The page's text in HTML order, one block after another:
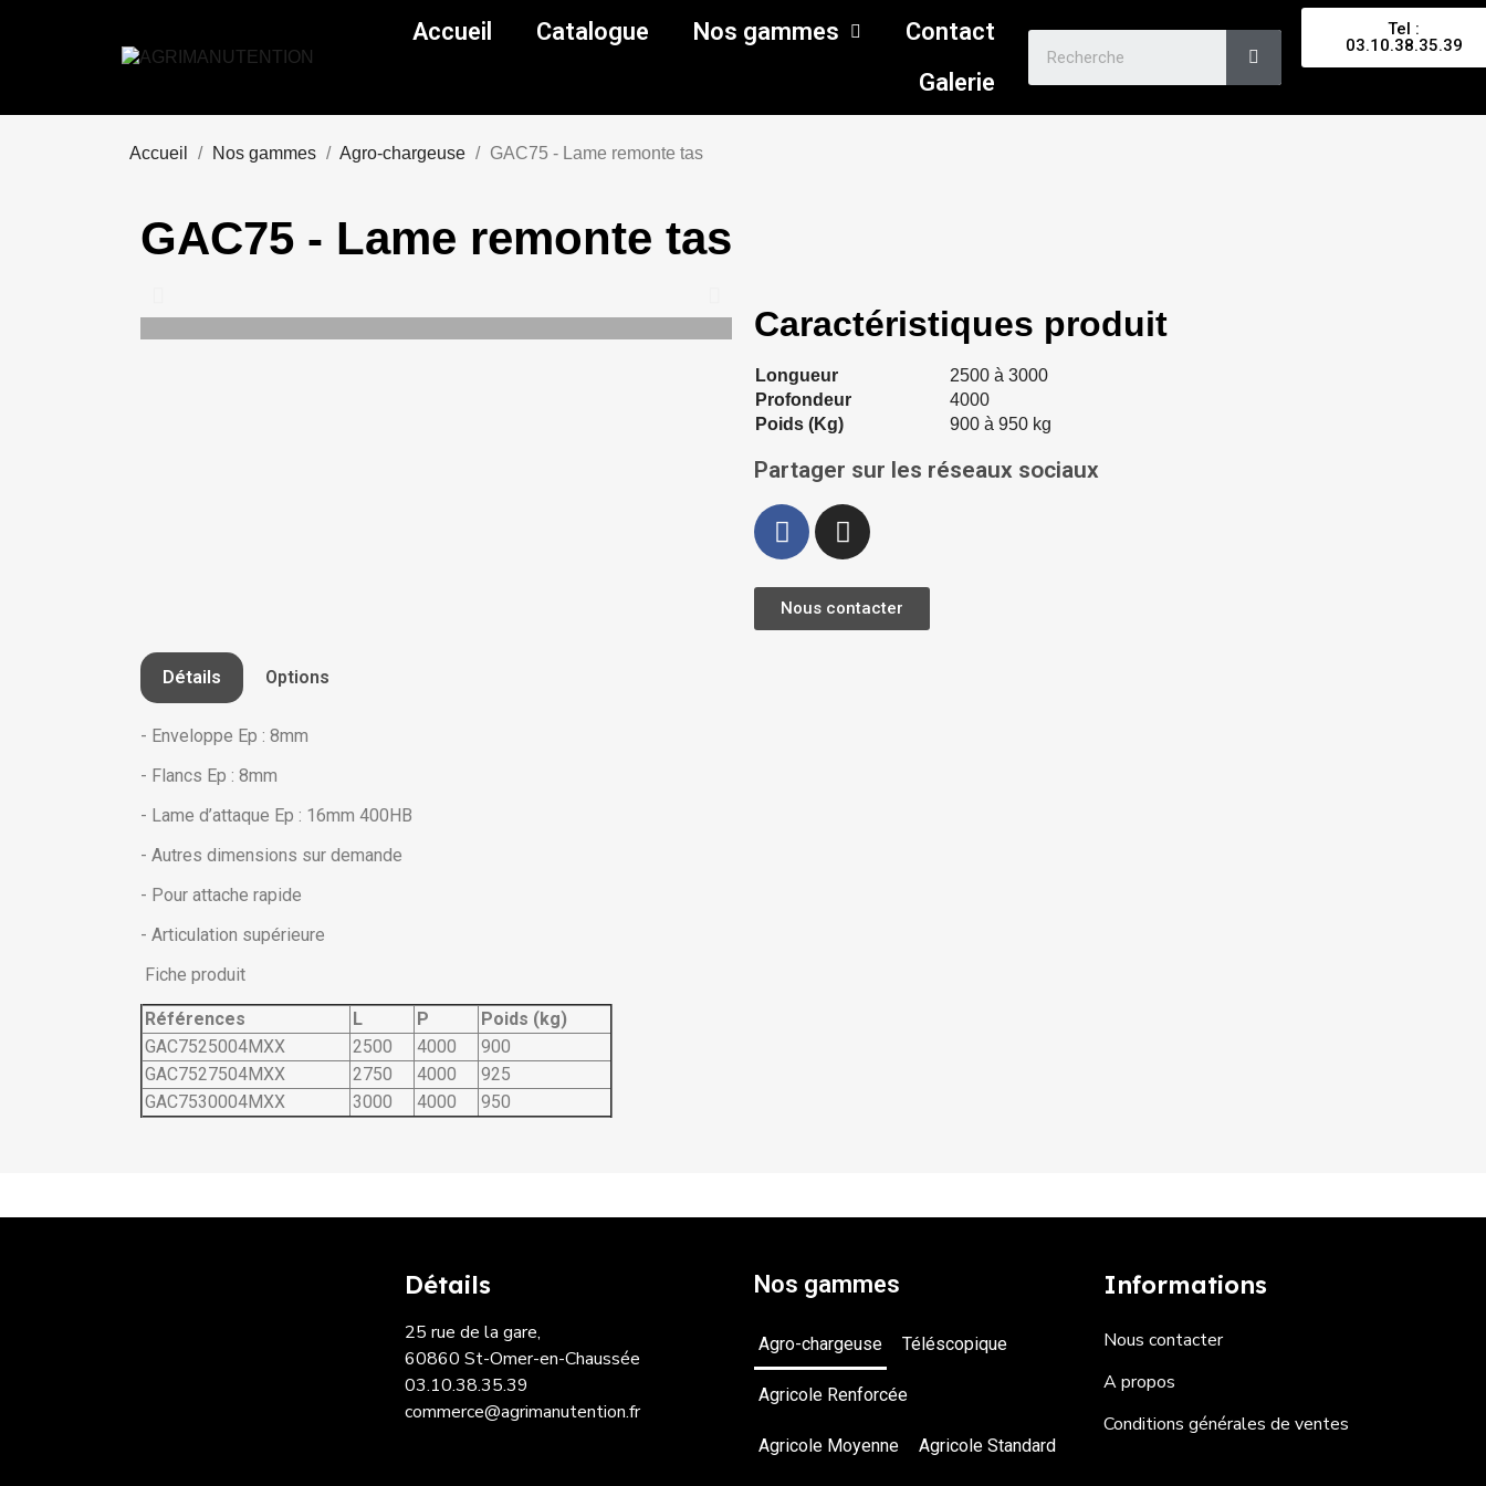
Accueil Catalogue Nos gammes
Contact
Galerie
Tel :
03.10.38.35.39
Accueil Nos gammes Agro-chargeuse GAC75 - Lame remonte tas
GAC75 - Lame remonte tas
Caractéristiques produit
Longueur
2500 à 3000
Profondeur
4000
Poids (Kg)
900 à 950 kg
Partager sur les réseaux sociaux
Nous contacter
Détails Options
- Enveloppe Ep : 8mm
- Flancs Ep : 8mm
- Lame d’attaque Ep : 16mm 400HB
- Autres dimensions sur demande
- Pour attache rapide
- Articulation supérieure
Fiche produit
Références L P
Poids (kg)
GAC7525004MXX
2500 4000
900
GAC7527504MXX
2750 4000
925
GAC7530004MXX
3000 4000 950
Détails
25 rue de la gare,
60860 St-Omer-en-Chaussée
03.10.38.35.39
commerce@agrimanutention.fr
Nos gammes
Agro-chargeuse Téléscopique
Agricole Renforcée
Agricole Moyenne Agricole Standard
Informations
Nous contacter
A propos
Conditions générales de ventes